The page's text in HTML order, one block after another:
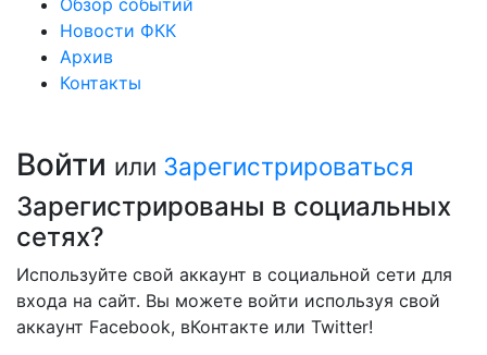
Обзор событий
Новости ФКК
Архив
Контакты
Войти или Зарегистрироваться
Зарегистрированы в социальных
сетях?
Используйте свой аккаунт в социальной сети для
входа на сайт. Вы можете войти используя свой
аккаунт Facebook, вКонтакте или Twitter!